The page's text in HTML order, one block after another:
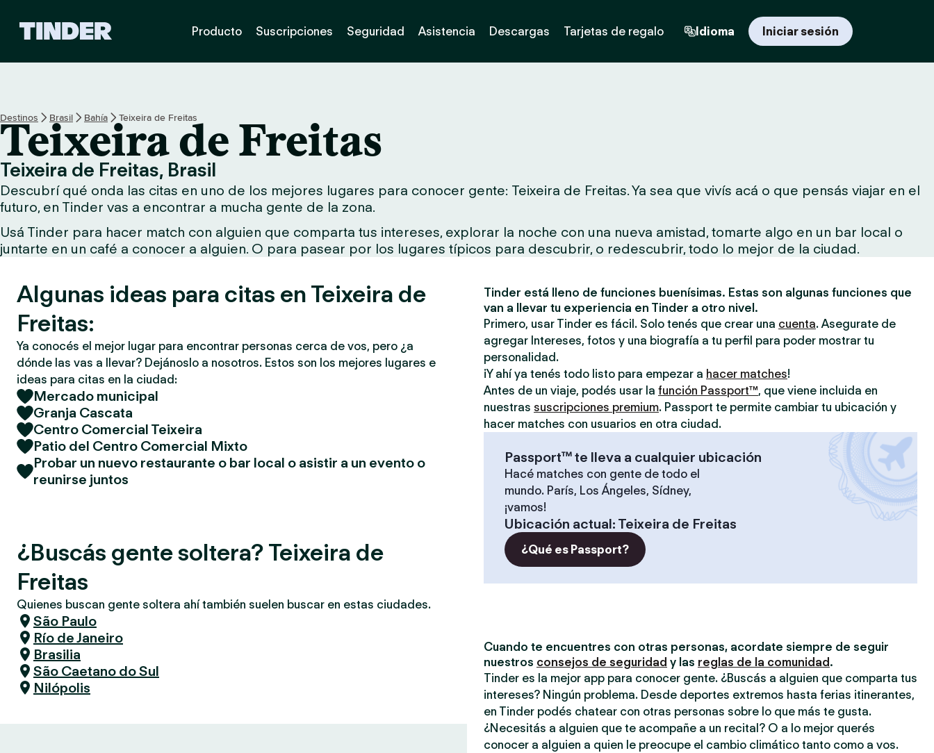
d
e
n
d
e
Producto Suscripciones Seguridad Asistencia Descargas Tarjetas de regalo Idioma Iniciar sesión
Destinos Brasil Bahía Teixeira de Freitas
Teixeira de Freitas
Teixeira de Freitas, Brasil
Descubrí qué onda las citas en uno de los mejores lugares para conocer gente: Teixeira de Freitas. Ya sea que vivís acá o que pensás viajar en el
futuro, en Tinder vas a encontrar a mucha gente de la zona.
Usá Tinder para hacer match con alguien que comparta tus intereses, explorar la noche con una nueva amistad, tomarte algo en un bar local o
juntarte en un café a conocer a alguien. O para pasear por los lugares típicos para descubrir, o redescubrir, todo lo mejor de la ciudad.
Algunas ideas para citas en Teixeira de
Freitas:
Ya conocés el mejor lugar para encontrar personas cerca de vos, pero ¿a
dónde las vas a llevar? Dejánoslo a nosotros. Estos son los mejores lugares e
ideas para citas en la ciudad:
Mercado municipal
Granja Cascata
Centro Comercial Teixeira
Patio del Centro Comercial Mixto
Probar un nuevo restaurante o bar local o asistir a un evento o
reunirse juntos
¿Buscás gente soltera? Teixeira de
Freitas
Quienes buscan gente soltera ahí también suelen buscar en estas ciudades.
São Paulo
Río de Janeiro
Brasilia
São Caetano do Sul
Nilópolis
Tinder está lleno de funciones buenísimas. Estas son algunas funciones que
van a llevar tu experiencia en Tinder a otro nivel.
Primero, usar Tinder es fácil. Solo tenés que crear una cuenta. Asegurate de
agregar Intereses, fotos y una biografía a tu perfil para poder mostrar tu
personalidad.
¡Y ahí ya tenés todo listo para empezar a hacer matches!
Antes de un viaje, podés usar la función Passport™, que viene incluida en
nuestras suscripciones premium. Passport te permite cambiar tu ubicación y
hacer matches con usuarios en otra ciudad.
Passport™ te lleva a cualquier ubicación
Hacé matches con gente de todo el
mundo. París, Los Ángeles, Sídney,
¡vamos!
Ubicación actual: Teixeira de Freitas
¿Qué es Passport?
Cuando te encuentres con otras personas, acordate siempre de seguir
nuestros consejos de seguridad y las reglas de la comunidad .
Tinder es la mejor app para conocer gente. ¿Buscás a alguien que comparta tus
intereses? Ningún problema. Desde deportes extremos hasta ferias itinerantes,
en Tinder podés chatear con otras personas sobre lo que más te gusta.
¿Necesitás a alguien que te acompañe a un recital? O a lo mejor querés
conocer a alguien a quien le preocupe el cambio climático tanto como a vos.